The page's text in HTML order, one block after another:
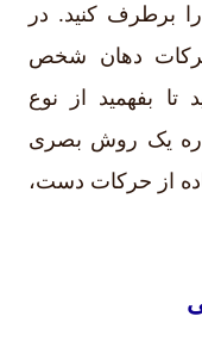
برطرف کنید. در
دهان شخص
بفهمید از نوع
یک روش بصری
از حرکات دست،